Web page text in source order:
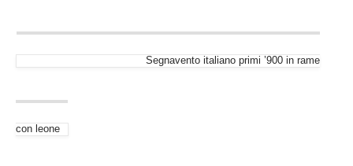
Segnavento italiano primi ’900 in rame
con leone